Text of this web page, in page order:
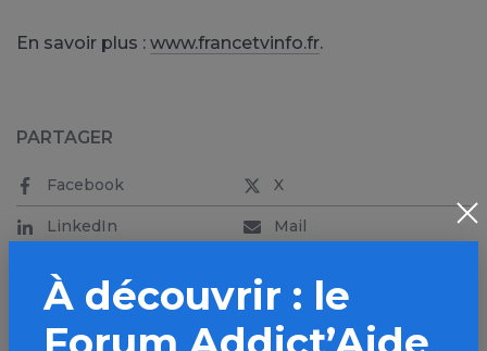
En savoir plus : www.francetvinfo.fr.
PARTAGER
Facebook X
LinkedIn Mail
À découvrir : le